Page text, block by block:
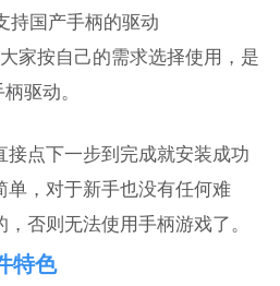
持国产手柄的驱动
家按自己的需求选择使用，是
驱动。
接点下一步到完成就安装成功
单，对于新手也没有任何难
否则无法使用手柄游戏了。
特色